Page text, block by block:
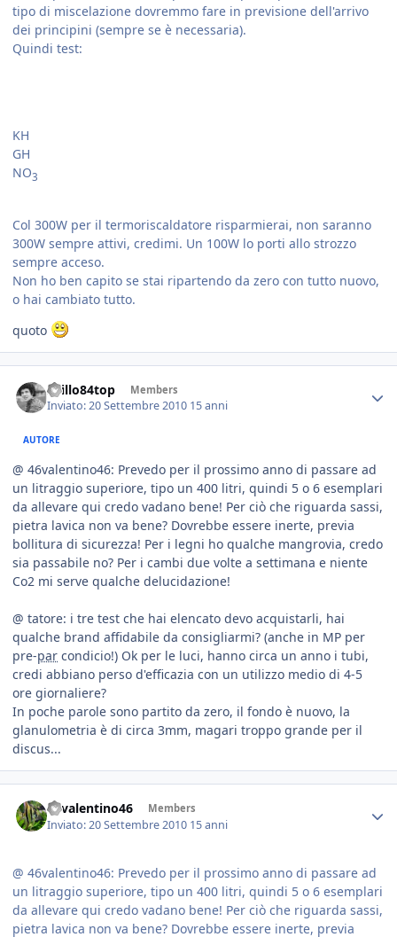
tipo di miscelazione dovremmo fare in previsione dell'arrivo
dei principini (sempre se è necessaria).
Quindi test:
KH
GH
NO3
Col 300W per il termoriscaldatore risparmierai, non saranno
300W sempre attivi, credimi. Un 100W lo porti allo strozzo
sempre acceso.
Non ho ben capito se stai ripartendo da zero con tutto nuovo,
o hai cambiato tutto.
quoto
spillo84top Members
Inviato:20 Settembre 2010 15 anni
AUTORE
@ 46valentino46: Prevedo per il prossimo anno di passare ad
un litraggio superiore, tipo un 400 litri, quindi 5 o 6 esemplari
da allevare qui credo vadano bene! Per ciò che riguarda sassi,
pietra lavica non va bene? Dovrebbe essere inerte, previa
bollitura di sicurezza! Per i legni ho qualche mangrovia, credo
sia passabile no? Per i cambi due volte a settimana e niente
Co2 mi serve qualche delucidazione!
@ tatore: i tre test che hai elencato devo acquistarli, hai
qualche brand affidabile da consigliarmi? (anche in MP per
pre-par condicio!) Ok per le luci, hanno circa un anno i tubi,
credi abbiano perso d'efficazia con un utilizzo medio di 4-5
ore giornaliere?
In poche parole sono partito da zero, il fondo è nuovo, la
glanulometria è di circa 3mm, magari troppo grande per il
discus...
46valentino46 Members
Inviato:20 Settembre 2010 15 anni
@ 46valentino46: Prevedo per il prossimo anno di passare ad
un litraggio superiore, tipo un 400 litri, quindi 5 o 6 esemplari
da allevare qui credo vadano bene! Per ciò che riguarda sassi,
pietra lavica non va bene? Dovrebbe essere inerte, previa